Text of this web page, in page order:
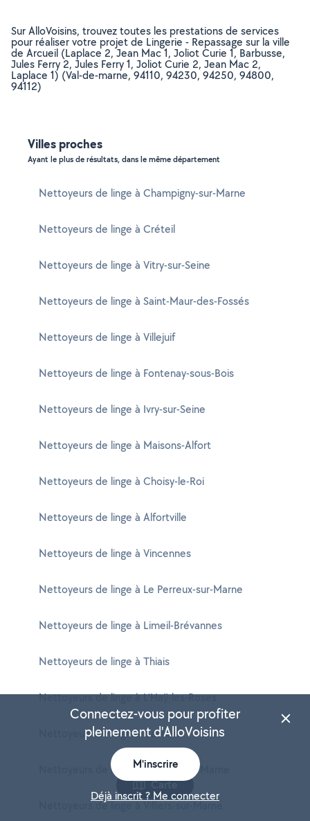
Sur AlloVoisins, trouvez toutes les prestations de services
pour réaliser votre projet de Lingerie - Repassage sur la ville
de Arcueil (Laplace 2, Jean Mac 1, Joliot Curie 1, Barbusse,
Jules Ferry 2, Jules Ferry 1, Joliot Curie 2, Jean Mac 2,
Laplace 1) (Val-de-marne, 94110, 94230, 94250, 94800,
94112)
Villes proches
Ayant le plus de résultats, dans le même département
Nettoyeurs de linge à Champigny-sur-Marne
Nettoyeurs de linge à Créteil
Nettoyeurs de linge à Vitry-sur-Seine
Nettoyeurs de linge à Saint-Maur-des-Fossés
Nettoyeurs de linge à Villejuif
Nettoyeurs de linge à Fontenay-sous-Bois
Nettoyeurs de linge à Ivry-sur-Seine
Nettoyeurs de linge à Maisons-Alfort
Nettoyeurs de linge à Choisy-le-Roi
Nettoyeurs de linge à Alfortville
Nettoyeurs de linge à Vincennes
Nettoyeurs de linge à Le Perreux-sur-Marne
Nettoyeurs de linge à Limeil-Brévannes
Nettoyeurs de linge à Thiais
Nettoyeurs de linge à L'Haÿ-les-Roses
Nettoyeurs de linge à Cachan
Nettoyeurs de linge à Nogent-sur-Marne
Nettoyeurs de linge à Villiers-sur-Marne
Carte
Connectez-vous pour profiter
pleinement d'AlloVoisins
M'inscrire
Déjà inscrit ? Me connecter